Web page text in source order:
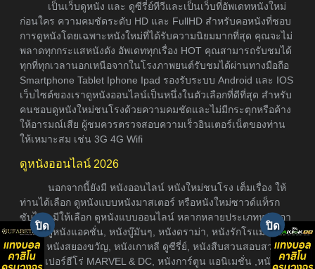
เป็นเว็บดูหนัง และ ดูซีรี่ย์ทีวีและเป็นเว็บที่อัพเดทหนังใหม่
ก่อนใคร ความคมชัดระดับ HD และ FullHD สำหรับคอหนังที่ชอบ
การดูหนังโดยเฉพาะหนังใหม่ที่ได้รับความนิยมมากที่สุด คุณจะไม่
พลาดทุกกระแสหนังดัง อัพเดททุกเรื่อง HOT คุณสามารถรับชมได้
ทุกที่ทุกเวลานอกเหนือจากในโรงภาพยนต์รับชมได้ผ่านทางมือถือ
Smartphone Tablet Iphone Ipad รองรับระบบ Android และ IOS
เว็บไซต์ของเราดูหนังออนไลน์เป็นหนึ่งในตัวเลือกที่ดีที่สุด สำหรับ
คนชอบดูหนังใหม่ชนโรงด้วยความคมชัดและไม่มีกระตุกหรือค้าง
ให้อารมณ์เสีย ผู้ชมควรตรวจสอบความเร็วอินเตอร์เน็ตของท่าน
ให้เหมาะสม เช่น 3G 4G Wifi
ดูหนังออนไลน์ 2026
นอกจากนี้ยังมี หนังออนไลน์ หนังใหม่ชนโรง เต็มเรื่อง ให้
ท่านได้เลือก ดูหนังแบบหนังมาสเตอร์ หรือหนังใหม่ซาวด์แท็รก
ซับไทย มีให้เลือก ดูหนังแบบออนไลน์ หลากหลายประเภทหนัง อา
ธิเช่น ดูหนังแอคชั่น, หนังบู๊มันๆ, หนังดราม่า, หนังรักโรแมนติก,
หนังผี หนังสยองขวัญ, หนังเกาหลี ดูซีรี่ย์, หนังสืบสวนสอบสวน,
หนังซุเปอร์ฮีโร่ MARVEL & DC, หนังการ์ตูน แอนิเมชั่น ,หนังภาค